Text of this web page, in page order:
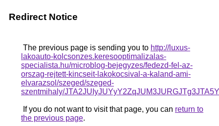
Redirect Notice
The previous page is sending you to http://luxus-
lakoauto-kolcsonzes.keresooptimalizalas-
specialista.hu/microblog-bejegyzes/fedezd-fel-az-
orszag-rejtett-kincseit-lakokocsival-a-kaland-ami-
elvarazsol/szeged/szeged-
szentmihaly/
If you do not want to visit that page, you can return to
the previous page.